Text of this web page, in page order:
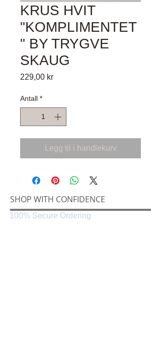
KRUS HVIT
"KOMPLIMENTET
" BY TRYGVE
SKAUG
229,00 krPris
Antall *
Legg til i handlekurv
SHOP WITH CONFIDENCE
100% Secure Ordering